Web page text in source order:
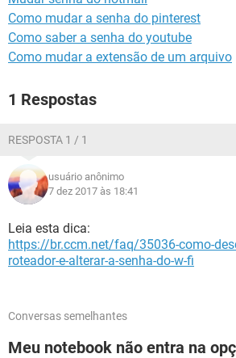
Como mudar a senha do pinterest
Como saber a senha do youtube
Como mudar a extensão de um arquivo
1 Respostas
RESPOSTA 1 / 1
usuário anônimo
7 dez 2017 às 18:41
Leia esta dica:
https://br.ccm.net/faq/35036-como-
roteador-e-alterar-a-senha-do-w-fi
Conversas semelhantes
Meu notebook não entra na